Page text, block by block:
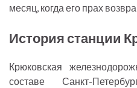
месяц, когда его прах
История станции
Крюковская
составе Санкт-